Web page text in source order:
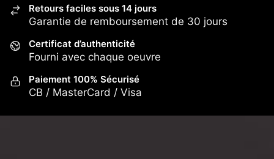
Retours faciles sous 14 jours
Garantie de remboursement de 30 jours
Certificat d’authenticité
Fourni avec chaque oeuvre
Paiement 100% Sécurisé
CB / MasterCard / Visa